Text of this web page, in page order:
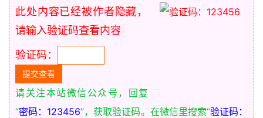
此处内容已经被作者隐藏，
请输入验证码查看内容
验证码：
请关注本站微信公众号，回复
“密码：123456”，获取验证码。在微信里搜索“验证码：